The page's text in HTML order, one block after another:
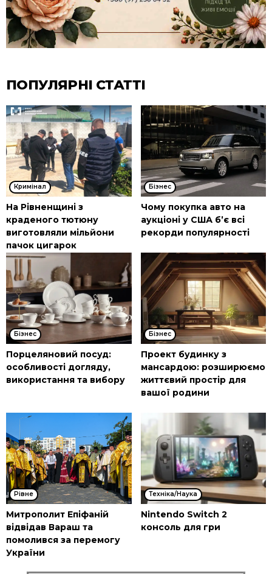
ПОПУЛЯРНІ СТАТТІ
Кримінал
На Рівненщині з
краденого тютюну
виготовляли мільйони
пачок цигарок
Бізнес
Чому покупка авто на
аукціоні у США б’є всі
рекорди популярності
Бізнес
Порцеляновий посуд:
особливості догляду,
використання та вибору
Бізнес
Проект будинку з
мансардою: розширюємо
життєвий простір для
вашої родини
Рівне
Митрополит Епіфаній
відвідав Вараш та
помолився за перемогу
України
Техніка/Наука
Nintendo Switch 2
консоль для гри